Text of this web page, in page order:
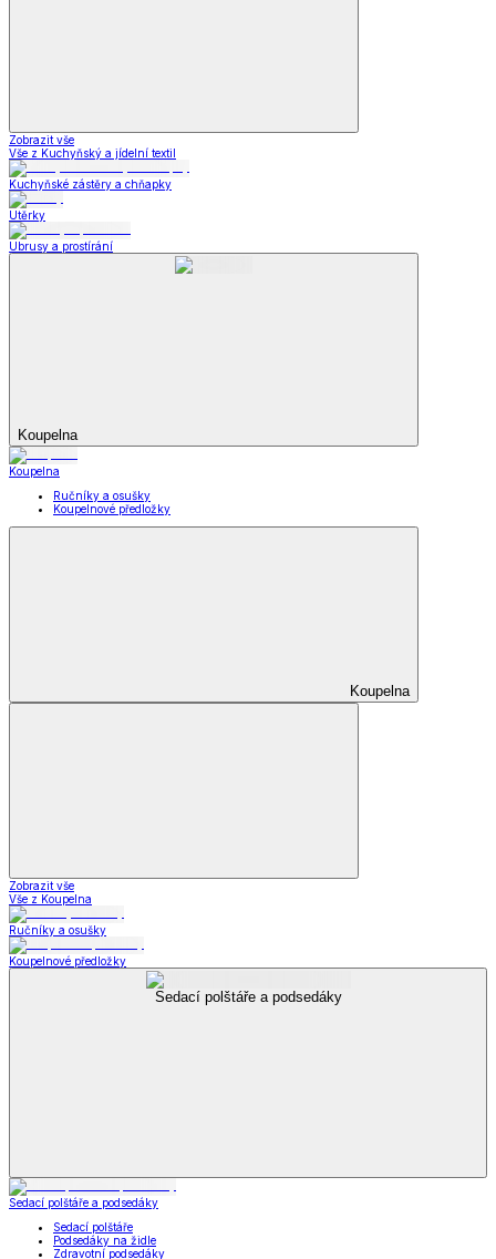
Zobrazit vše
Vše z Kuchyňský a jídelní textil
Kuchyňské zástěry a chňapky
Utěrky
Ubrusy a prostírání
Koupelna
Koupelna
Ručníky a osušky
Koupelnové předložky
Koupelna
Zobrazit vše
Vše z Koupelna
Ručníky a osušky
Koupelnové předložky
Sedací polštáře a podsedáky
Sedací polštáře a podsedáky
Sedací polštáře
Podsedáky na židle
Zdravotní podsedáky